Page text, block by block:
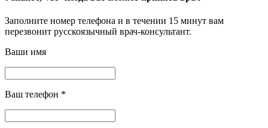
Заполните номер телефона и в течении 15 минут вам
перезвонит русскоязычный врач-консультант.
Ваши имя
Ваш телефон *